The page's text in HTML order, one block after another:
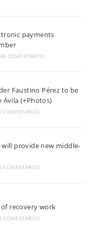
payments
COMENTARIOS
Faustino Pérez to be
Ávila (+Photos)
COMENTARIOS
provide new middle-
COMENTARIOS
recovery work
COMENTARIOS